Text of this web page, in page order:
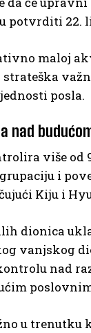
potvrditi 22.
maloj
posla.
nad
više od
i
Kiju i
dionica
vanjskog
nad
u trenutku